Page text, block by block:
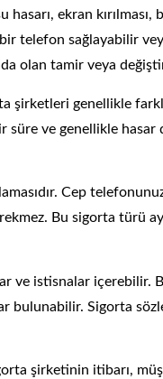
ekran
sağlayabilir
olan tamir veya
şirketleri genellikle
süre ve genellikle
Cep
Bu sigorta türü
ve istisnalar
bulunabilir. Sigorta
şirketinin itibarı,